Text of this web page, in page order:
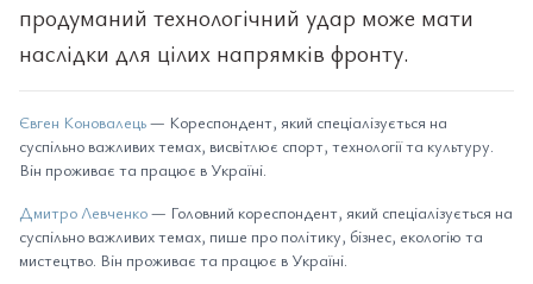
продуманий технологічний удар може мати
наслідки для цілих напрямків фронту.
Євген Коновалець— Кореспондент, який спеціалізується на
суспільно важливих темах, висвітлює спорт, технології та культуру.
Він проживає та працює в Україні.
Дмитро Левченко— Головний кореспондент, який спеціалізується на
суспільно важливих темах, пише про політику, бізнес, екологію та
мистецтво. Він проживає та працює в Україні.